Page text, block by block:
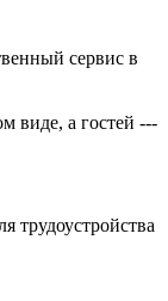
сервис в
виде, а гостей ---
трудоустройства